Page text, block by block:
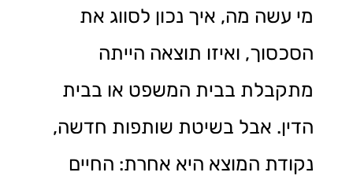
מי עשה מה, איך נכון לסווג את
הסכסוך, ואיזו תוצאה הייתה
מתקבלת בבית המשפט או בבית
הדין. אבל בשיטת שותפות חדשה,
נקודת המוצא היא אחרת: החיים